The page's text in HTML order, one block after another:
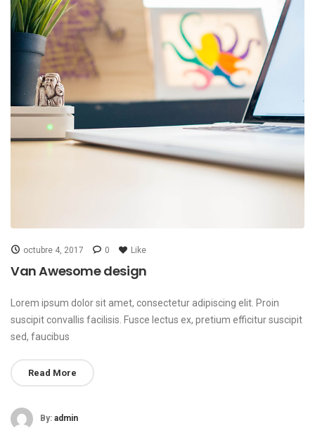
octubre 4, 2017 0 Like
Van Awesome design
Lorem ipsum dolor sit amet, consectetur adipiscing elit. Proin
suscipit convallis facilisis. Fusce lectus ex, pretium efficitur suscipit
sed, faucibus
Read More
By: admin